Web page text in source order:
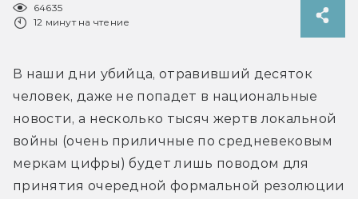
64635
12 минут на чтение
В наши дни убийца, отравивший десяток
человек, даже не попадет в национальные
новости, а несколько тысяч жертв локальной
войны (очень приличные по средневековым
меркам цифры) будет лишь поводом для
принятия очередной формальной резолюции